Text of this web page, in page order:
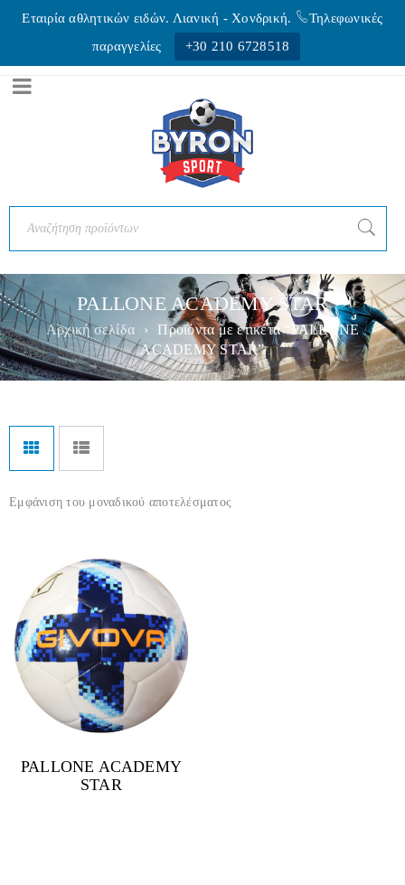
Εταιρία αθλητικών ειδών. Λιανική - Xονδρική.
Τηλεφωνικές
παραγγελίες
+30 210 6728518
PALLONE ACADEMY STAR
Αρχική σελίδα ›
Προϊόντα με ετικέτα “PALLONE
ACADEMY STAR”
Εμφάνιση του μοναδικού αποτελέσματος
PALLONE ACADEMY
STAR